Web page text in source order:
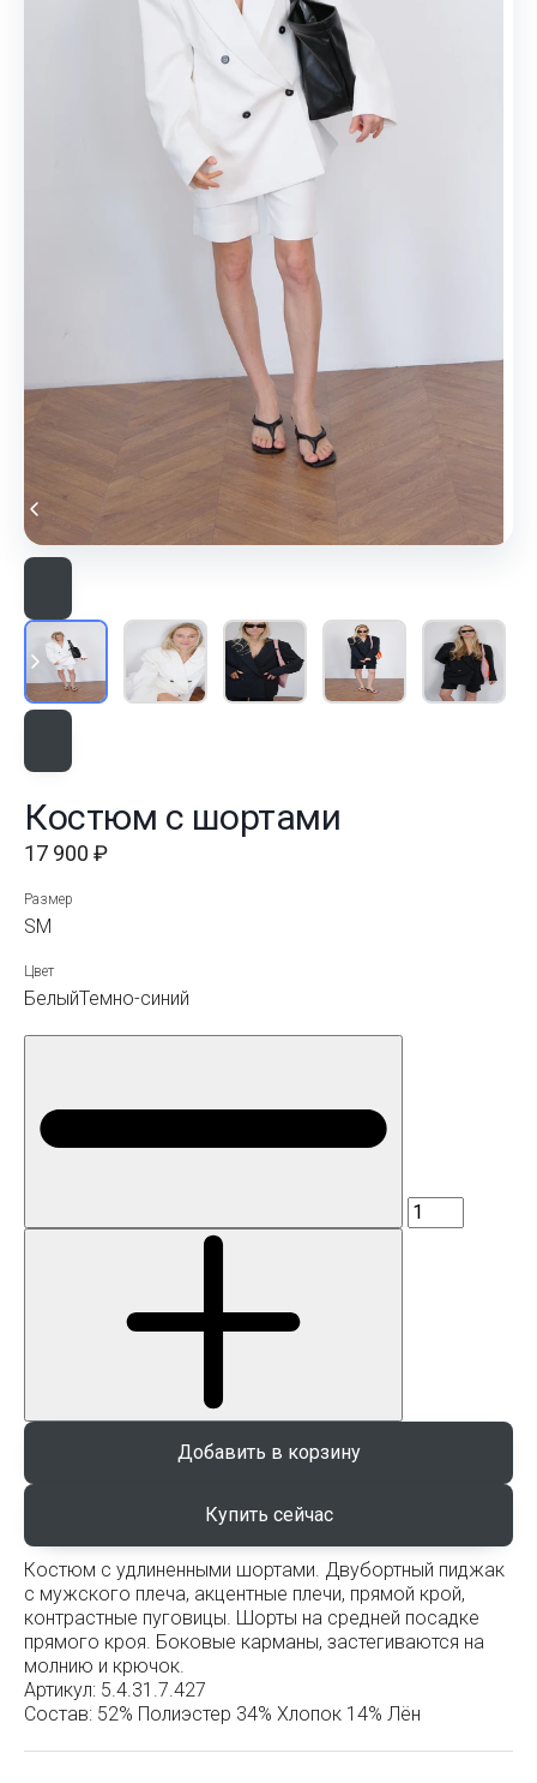
Костюм с шортами
17 900 ₽
Размер
M
S
Цвет
БелыйТемно-синий
Добавить в корзину
Костюм с удлиненными шортами. Двубортный пиджак
с мужского плеча, акцентные плечи, прямой крой,
контрастные пуговицы. Шорты на средней посадке
прямого кроя. Боковые карманы, застегиваются на
молнию и крючок.
Артикул: 5.4.31.7.427
Состав: 52% Полиэстер 34% Хлопок 14% Лён